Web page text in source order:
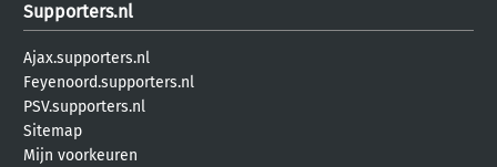
Supporters.nl
Ajax.supporters.nl
Feyenoord.supporters.nl
PSV.supporters.nl
Sitemap
Mijn voorkeuren